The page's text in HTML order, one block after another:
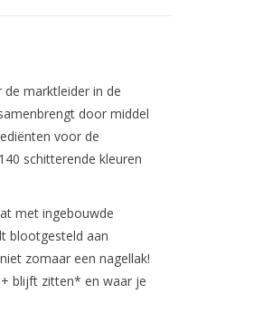
marktleider in de
door middel
voor de
schitterende kleuren
met ingebouwde
blootgesteld aan
zomaar een nagellak!
blijft zitten* en waar je